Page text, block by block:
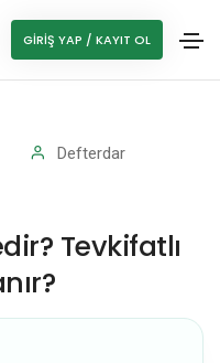
GIRIŞ YAP / KAYIT OL
Defterdar
Tevkifatlı